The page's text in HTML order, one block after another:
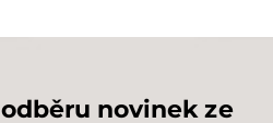
novinek ze